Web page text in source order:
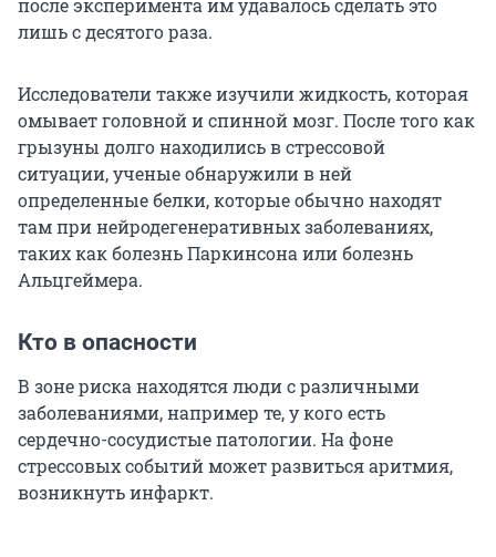
после эксперимента им удавалось сделать это
лишь с десятого раза.
Исследователи также изучили жидкость, которая
омывает головной и спинной мозг. После того как
грызуны долго находились в стрессовой
ситуации, ученые обнаружили в ней
определенные белки, которые обычно находят
там при нейродегенеративных заболеваниях,
таких как болезнь Паркинсона или болезнь
Альцгеймера.
Кто в опасности
В зоне риска находятся люди с различными
заболеваниями, например те, у кого есть
сердечно-сосудистые патологии. На фоне
стрессовых событий может развиться аритмия,
возникнуть инфаркт.